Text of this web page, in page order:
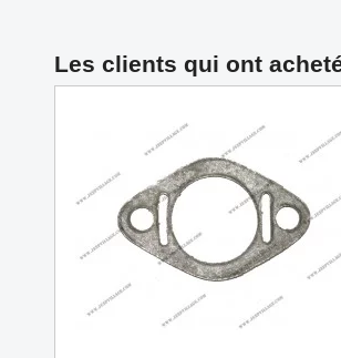
Les clients qui ont